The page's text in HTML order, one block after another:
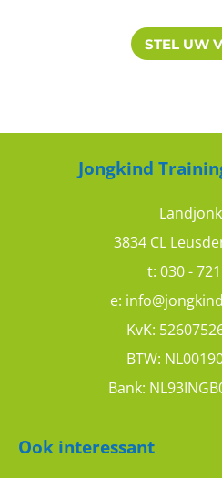
STEL UW
Jongkind
3834 CL
t: 030 -
e:
KvK:
BTW:
Bank:
Ook interessant